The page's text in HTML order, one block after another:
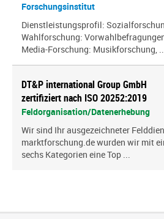
Forschungsinstitut
Dienstleistungsprofil:
Wahlforschung:
Media-Forschung: Musikforschung,
DT&P international Group GmbH
zertifiziert nach ISO 20252:2019
Feldorganisation/Datenerhebung
Wir sind Ihr ausgezeichneter
marktforschung.de wurden wir mit
sechs Kategorien eine Top ...